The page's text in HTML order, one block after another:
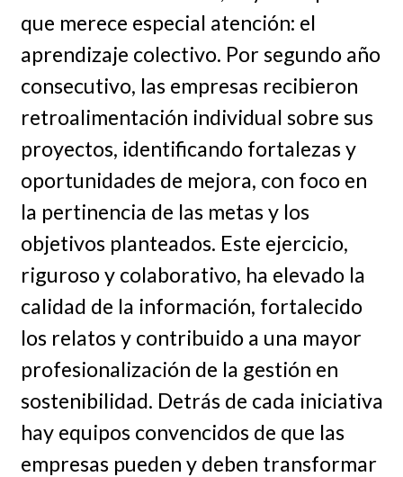
que merece especial atención: el
aprendizaje colectivo. Por segundo año
consecutivo, las empresas recibieron
retroalimentación individual sobre sus
proyectos, identificando fortalezas y
oportunidades de mejora, con foco en
la pertinencia de las metas y los
objetivos planteados. Este ejercicio,
riguroso y colaborativo, ha elevado la
calidad de la información, fortalecido
los relatos y contribuido a una mayor
profesionalización de la gestión en
sostenibilidad. Detrás de cada iniciativa
hay equipos convencidos de que las
empresas pueden y deben transformar